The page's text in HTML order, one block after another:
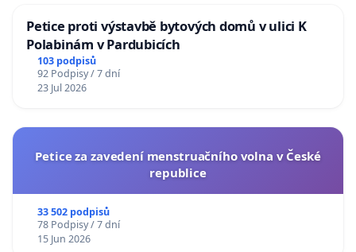
Petice proti výstavbě bytových domů v ulici K
Polabinám v Pardubicích
103 podpisů
92 Podpisy / 7 dní
23 Jul 2026
Petice za zavedení menstruačního volna v České
republice
33 502 podpisů
78 Podpisy / 7 dní
15 Jun 2026